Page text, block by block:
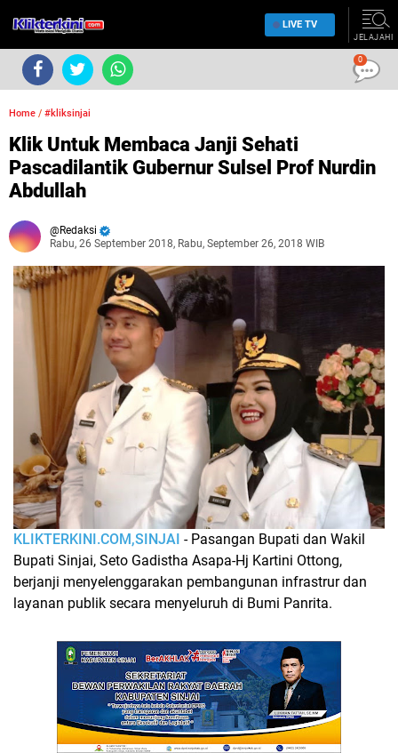
LIVE TV
JELAJAHI
Home / #kliksinjai
Klik Untuk Membaca Janji Sehati
Pascadilantik Gubernur Sulsel Prof Nurdin
Abdullah
Redaksi
Rabu, 26 September 2018, Rabu, September 26, 2018 WIB
KLIKTERKINI.COM,SINJAI - Pasangan Bupati dan Wakil
Bupati Sinjai, Seto Gadistha Asapa-Hj Kartini Ottong,
berjanji menyelenggarakan pembangunan infrastrur dan
layanan publik secara menyeluruh di Bumi Panrita.
0